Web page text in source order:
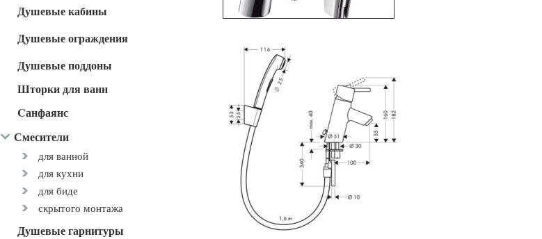
Душевые кабины
Душевые ограждения
Душевые поддоны
Шторки для ванн
Cанфаянс
Смесители
для ванной
для кухни
для биде
скрытого монтажа
Душевые гарнитуры